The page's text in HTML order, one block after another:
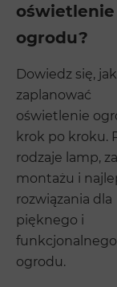
oświetlenie
ogrodu?
Dowiedz się, jak
zaplanować
oświetlenie
krok po kroku.
rodzaje lamp,
montażu i
rozwiązania dla
pięknego i
funkcjonalnego
ogrodu.